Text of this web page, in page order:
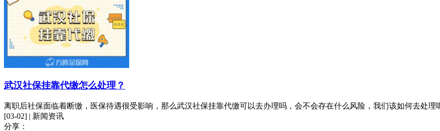
武汉社保挂靠代缴怎么处理？
离职后社保面临着断缴，医保待遇很受影响，那么武汉社保挂靠代缴可以去办理吗，会不会存在什么风险，我们该如何去处理
[03-02] | 新闻资讯
分享：